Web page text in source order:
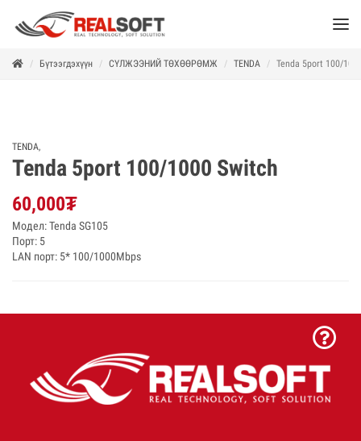
Бүтээгдэхүүн СҮЛЖЭЭНИЙ ТӨХӨӨРӨМЖ TENDA Tenda 5port 100/
TENDA,
Tenda 5port 100/1000 Switch
60,000₮
Модел: Tenda SG105
Порт: 5
LAN порт: 5* 100/1000Mbps